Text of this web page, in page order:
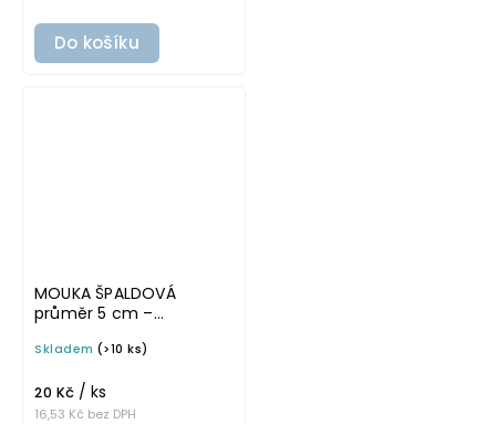
Do košíku
MOUKA ŠPALDOVÁ
průměr 5 cm –
písmu, omyvatelná
potravinové dózy
Skladem (>10 ks)
16,53 Kč bez DPH
20 Kč / ks